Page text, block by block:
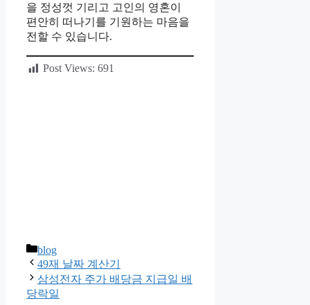
을 정성껏 기리고 고인의 영혼이
편안히 떠나기를 기원하는 마음을
전할 수 있습니다.
Post Views: 691
카
테
고
리
blog
49재 날짜 계산기
삼성전자 주가 배당금 지급일 배
당락일